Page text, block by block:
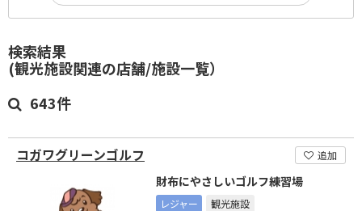
検索結果
(観光施設関連の店舗/施設一覧）
643件
コガワグリーンゴルフ 追加
財布にやさしいゴルフ練習場
レジャー 観光施設